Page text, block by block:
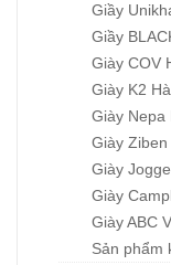
Giầy
Giầy
Giày COV
Giày K2
Giày Nepa
Giày
Giày
Giày
Giày ABC
Sản phẩm